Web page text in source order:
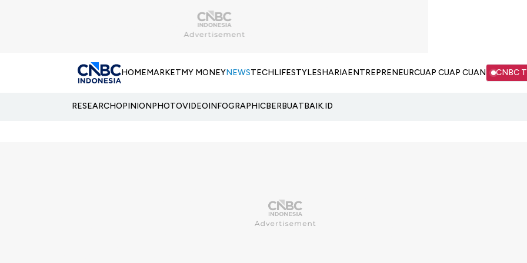
HOMEMARKETMY MONEYNEWSTECHLIFESTYLESHARIAENTREPRENEURCUAP CUAP CUAN CNBC
RESEARCHOPINIONPHOTOVIDEOINFOGRAPHICBERBUATBAIK.ID